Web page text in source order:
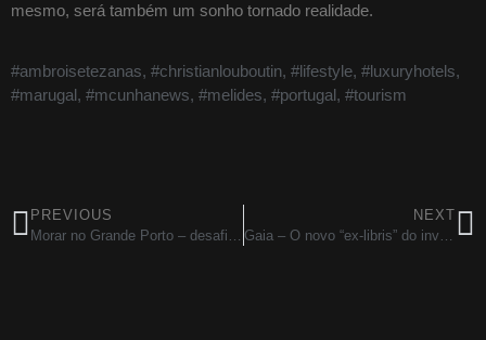
mesmo, será também um sonho tornado realidade.
#ambroisetezanas, #christianlouboutin, #lifestyle, #luxuryhotels,
#marugal, #mcunhanews, #melides, #portugal, #tourism
PREVIOUS
Morar no Grande Porto – desafios do mercado
NEXT
Gaia – O novo “ex-libris” do investimento imobiliário